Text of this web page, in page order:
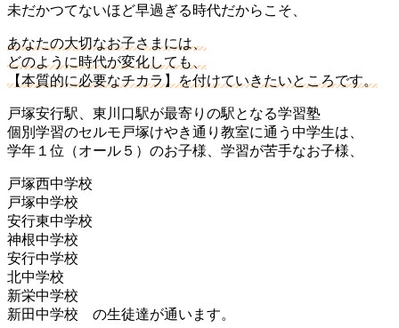
未だかつてないほど早過ぎる時代だからこそ、
あなたの大切なお子さまには、
どのように時代が変化しても、
【本質的に必要なチカラ】を付けていきたいところです。
戸塚安行駅、東川口駅が最寄りの駅となる学習塾
個別学習のセルモ戸塚けやき通り教室に通う中学生は、
学年１位（オール５）のお子様、学習が苦手なお子様、
戸塚西中学校
戸塚中学校
安行東中学校
神根中学校
安行中学校
北中学校
新栄中学校
新田中学校 の生徒達が通います。